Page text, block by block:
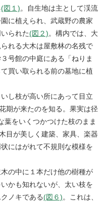
(図１)。自生地は主として渓流
に植えられ、武蔵野の農家
られた(図２)。構内では、大
れる大木は屋敷林の名残で
号館の中庭にある「ねりま
買い取られる前の墓地に植
し枝が高い所にあって目立
期が来たのを知る。果実は径
をいくつかつけた枝のまま
目が美しく建築、家具、楽器
にはがれて不規則な模様を
の中に１本だけ他の樹種が
かも知れないが、太い枝を
ノキである(図６)。これは、